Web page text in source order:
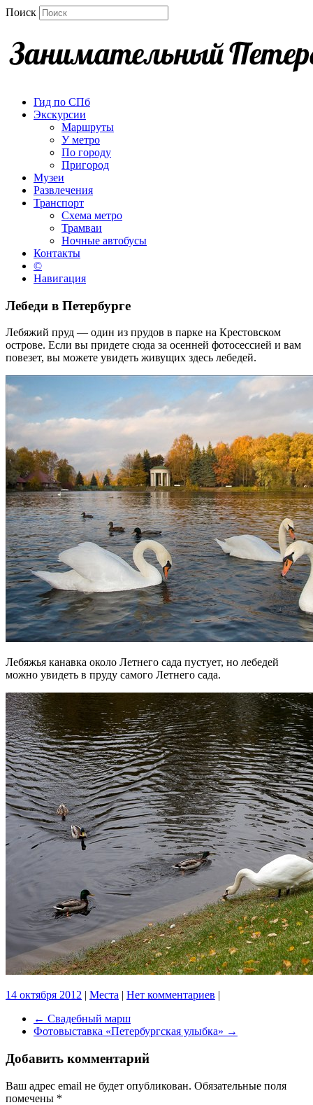
Поиск
Гид по СПб
Экскурсии
Маршруты
У метро
По городу
Пригород
Музеи
Развлечения
Транспорт
Схема метро
Трамваи
Ночные автобусы
Контакты
©
Навигация
Лебеди в Петербурге
Лебяжий пруд — один из прудов в парке на Крестовском
острове. Если вы придете сюда за осенней фотосессией и вам
повезет, вы можете увидеть живущих здесь лебедей.
Лебяжья канавка около Летнего сада пустует, но лебедей
можно увидеть в пруду самого Летнего сада.
14 октября 2012 | Места | Нет комментариев |
← Свадебный марш
Фотовыставка «Петербургская улыбка» →
Добавить комментарий
Ваш адрес email не будет опубликован. Обязательные поля
помечены *